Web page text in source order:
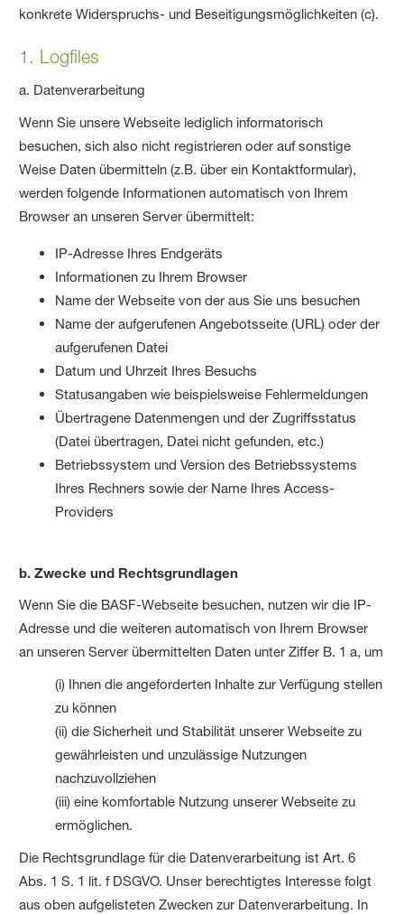
konkrete Widerspruchs- und Beseitigungsmöglichkeiten (c).
1. Logfiles
a. Datenverarbeitung
Wenn Sie unsere Webseite lediglich informatorisch
besuchen, sich also nicht registrieren oder auf sonstige
Weise Daten übermitteln (z.B. über ein Kontaktformular),
werden folgende Informationen automatisch von Ihrem
Browser an unseren Server übermittelt:
IP-Adresse Ihres Endgeräts
Informationen zu Ihrem Browser
Name der Webseite von der aus Sie uns besuchen
Name der aufgerufenen Angebotsseite (URL) oder der
aufgerufenen Datei
Datum und Uhrzeit Ihres Besuchs
Statusangaben wie beispielsweise Fehlermeldungen
Übertragene Datenmengen und der Zugriffsstatus
(Datei übertragen, Datei nicht gefunden, etc.)
Betriebssystem und Version des Betriebssystems
Ihres Rechners sowie der Name Ihres Access-
Providers
b. Zwecke und Rechtsgrundlagen
Wenn Sie die BASF-Webseite besuchen, nutzen wir die IP-
Adresse und die weiteren automatisch von Ihrem Browser
an unseren Server übermittelten Daten unter Ziffer B. 1 a, um
(i) Ihnen die angeforderten Inhalte zur Verfügung stellen
zu können
(ii) die Sicherheit und Stabilität unserer Webseite zu
gewährleisten und unzulässige Nutzungen
nachzuvollziehen
(iii) eine komfortable Nutzung unserer Webseite zu
ermöglichen.
Die Rechtsgrundlage für die Datenverarbeitung ist Art. 6
Abs. 1 S. 1 lit. f DSGVO. Unser berechtigtes Interesse folgt
aus oben aufgelisteten Zwecken zur Datenverarbeitung. In